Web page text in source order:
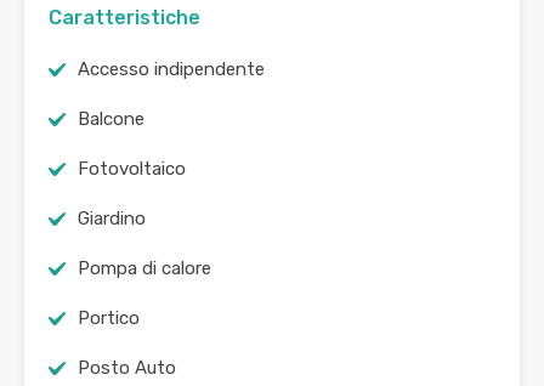
Caratteristiche
Accesso indipendente
Balcone
Fotovoltaico
Giardino
Pompa di calore
Portico
Posto Auto